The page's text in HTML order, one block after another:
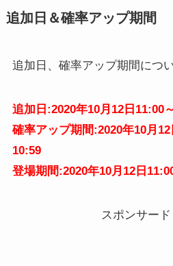
追加日＆確率アップ期間
追加日、確率アップ期間につ
追加日:2020年10月12日11:00～
確率アップ期間:2020年10月12
10:59
登場期間:2020年10月12日
スポンサード